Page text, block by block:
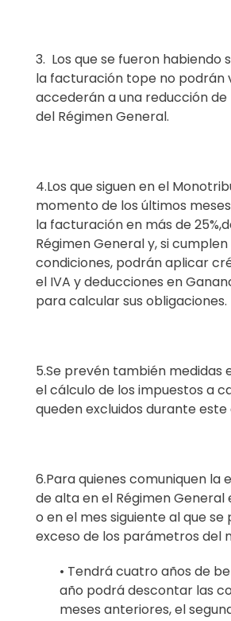
3. Los que se fueron habiendo
la facturación tope no podrán
accederán a una reducción
del Régimen General.
4.Los que siguen en el
momento de los últimos mese
la facturación en más de 25%,
Régimen General y, sicumplen
condiciones, podrán aplicar
el IVA ydeducciones en
para calcular sus obligaciones.
5.Se prevén también medidas
el cálculo de los impuestos a
queden excluidos durante este
6.Para quienes comuniquen la
de alta en el Régimen General
o en el mes siguiente al que se
exceso de los parámetros del
• Tendrá cuatro años de
año podrá descontar las
meses anteriores, el